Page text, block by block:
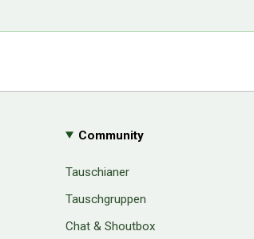
Community
Tauschianer
Tauschgruppen
Chat & Shoutbox